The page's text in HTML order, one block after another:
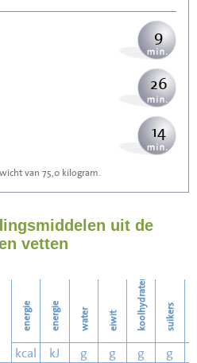
9
26
14
46
53
van 75,0 kilogram.
uit de
vetten
energie energie water eiwit koolhydraten suikers
kcal kJ g g g g